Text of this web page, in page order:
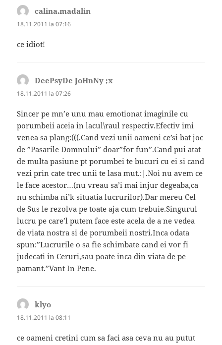
calina.madalin
18.11.2011 la 07:16
ce idiot!
DeePsyDe JoHnNy ;x
18.11.2011 la 07:26
Sincer pe mn’e unu mau emotionat imaginile cu
porumbeii aceia in lacul\raul respectiv.Efectiv imi
venea sa plang:(((.Cand vezi unii oameni ce’si bat joc
de ”Pasarile Domnului” doar”for fun”.Cand pui atat
de multa pasiune pt porumbei te bucuri cu ei si cand
vezi prin cate trec unii te lasa mut.:|.Noi nu avem ce
le face acestor…(nu vreau sa’i mai injur degeaba,ca
nu schimba ni’k situatia lucrurilor).Dar mereu Cel
de Sus le rezolva pe toate aja cum trebuie.Singurul
lucru pe care’l putem face este acela de a ne vedea
de viata nostra si de porumbeii nostri.Inca odata
spun:”Lucrurile o sa fie schimbate cand ei vor fi
judecati in Ceruri,sau poate inca din viata de pe
pamant.”Vant In Pene.
klyo
18.11.2011 la 08:11
ce oameni cretini cum sa faci asa ceva nu au putut